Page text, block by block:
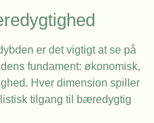
er det vigtigt at se på
fundament: økonomisk,
Hver dimension spiller
tilgang til bæredygtig